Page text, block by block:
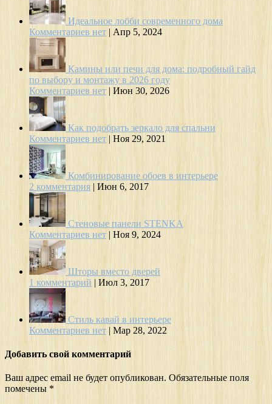
Идеальное лобби современного дома
Комментариев нет | Апр 5, 2024
Камины или печи для дома: подробный гайд
по выбору и монтажу в 2026 году
Комментариев нет | Июн 30, 2026
Как подобрать зеркало для спальни
Комментариев нет | Ноя 29, 2021
Комбинирование обоев в интерьере
2 комментария | Июн 6, 2017
Стеновые панели STENKA
Комментариев нет | Ноя 9, 2024
Шторы вместо дверей
1 комментарий | Июл 3, 2017
Стиль кавай в интерьере
Комментариев нет | Мар 28, 2022
Добавить свой комментарий
Ваш адрес email не будет опубликован. Обязательные поля
помечены *